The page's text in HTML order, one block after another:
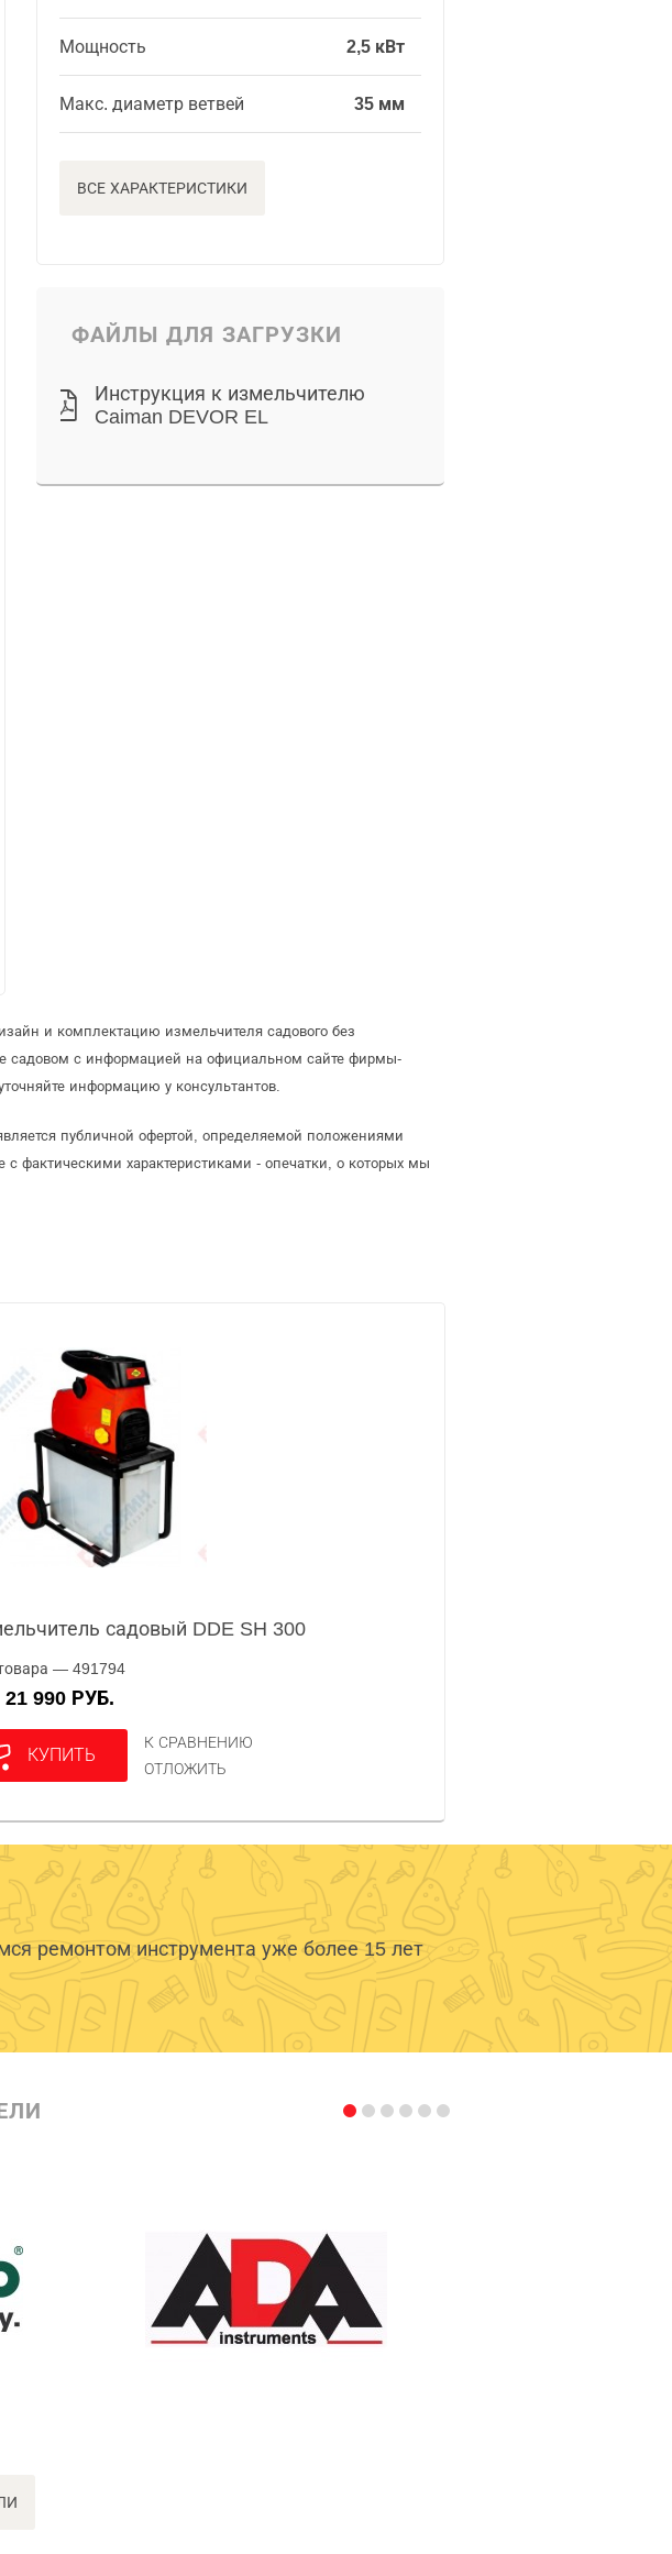
Мощность 2,5 кВт
Макс. диаметр ветвей 35 мм
ВСЕ ХАРАКТЕРИСТИКИ
ФАЙЛЫ ДЛЯ ЗАГРУЗКИ
Инструкция к измельчителю
Caiman DEVOR EL
и комплектацию измельчителя садового без
садовом с информацией на официальном сайте фирмы-
информацию у консультантов.
публичной офертой, определяемой положениями
фактическими характеристиками - опечатки, о которых мы
садовый DDE SH 300
— 491794
21 990 РУБ.
КУПИТЬ
К СРАВНЕНИЮ
ОТЛОЖИТЬ
ремонтом инструмента уже более 15 лет